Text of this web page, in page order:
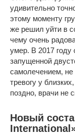
удивительно
этому моменту
же решил уйти в
чему очень
умер. В 2017 году
запущенной
самолечением,
тревогу у
поздно, врачи не
Новый